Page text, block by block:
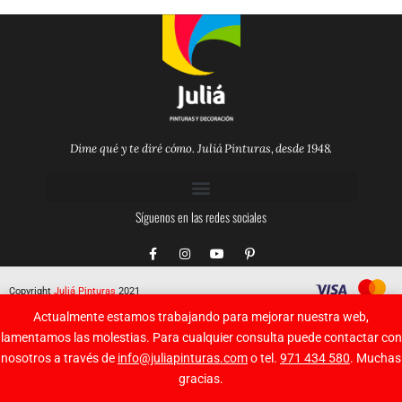
Actualmente estamos trabajando para mejorar nuestra web,
lamentamos las molestias. Para cualquier consulta puede contactar con
nosotros a través de info@juliapinturas.como tel. 971 434 580. Muchas
gracias.
Dime qué y te diré cómo. Juliá Pinturas, desde 1948.
Síguenos en las redes sociales
F
a
b
o
k
f
I
n
a
g
r
a
Y
o
u
e
P
i
e
e
s
-
Copyright Juliá Pinturas 2021